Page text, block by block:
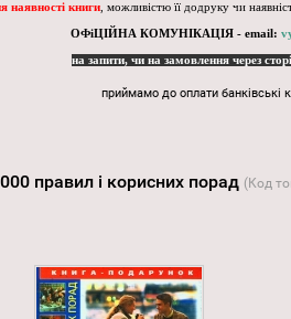
наявності книги, можливістю її додруку чи
ОФіЦІЙНА КОМУНІКАЦІЯ - email:
на запити, чи на замовлення через
приймамо до оплати банківські
правил і корисних порад (Код